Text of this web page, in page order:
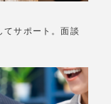
てサポート。面談